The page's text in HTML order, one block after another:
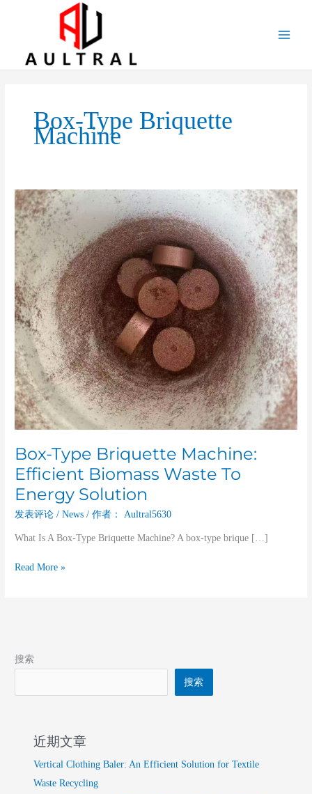
Box-Type Briquette
Machine
Box-Type Briquette Machine:
Efficient Biomass Waste To
Energy Solution
发表评论 /News / 作者： Aultral5630
What Is A Box-Type Briquette Machine? A box-type brique […]
Box-
Type
Briquette
Machine:
Efficient
Biomass
Waste
To
Energy
Solution
Read More »
搜索
搜索
近期文章
Vertical Clothing Baler: An Efficient Solution for Textile
Waste Recycling